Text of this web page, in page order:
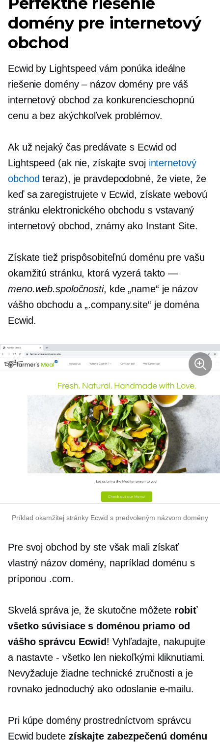
domény pre internetový
obchod
Ecwid by Lightspeed vám ponúka ideálne
riešenie domény – názov domény pre váš
internetový obchod za konkurencieschopnú
cenu a bez akýchkoľvek problémov.
Ak už nejaký čas predávate s Ecwid od
Lightspeed (ak nie, získajte svoj internetový
obchod teraz), je pravdepodobné, že viete, že
keď sa zaregistrujete v Ecwid, získate webovú
stránku elektronického obchodu s vstavaný
internetový obchod, známy ako Instant Site.
Získate tiež prispôsobiteľnú doménu pre vašu
okamžitú stránku, ktorá vyzerá takto —
meno.web.spoločnosti, kde „name“ je názov
vášho obchodu a „.company.site“ je doména
Ecwid.
Príklad okamžitej stránky Ecwid s predvoleným názvom domény
Pre svoj obchod by ste však mali získať
vlastný názov domény, napríklad doménu s
príponou .com.
Skvelá správa je, že skutočne môžete robiť
všetkosúvisiace s doménou priamo od
vášho správcu Ecwid! Vyhľadajte, nakupujte
a nastavte - všetko len niekoľkými kliknutiami.
Nevyžaduje žiadne technické zručnosti a je
rovnako jednoduchý ako odoslanie e-mailu.
Pri kúpe domény prostredníctvom správcu
Ecwid budete získajte zabezpečenú doménu